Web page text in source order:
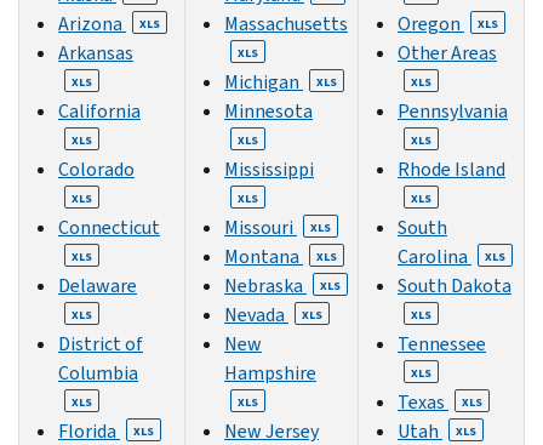
Arizona XLS
Arkansas
XLS
California
XLS
Colorado
XLS
Connecticut
XLS
Delaware
XLS
District of
Columbia
XLS
Florida XLS
Massachusetts
XLS
Michigan XLS
Minnesota
XLS
Mississippi
XLS
Missouri XLS
Montana XLS
Nebraska XLS
Nevada XLS
New
Hampshire
XLS
New Jersey
Oregon XLS
Other Areas
XLS
Pennsylvania
XLS
Rhode Island
XLS
South
Carolina
XLS
South Dakota
XLS
Tennessee
XLS
Texas XLS
Utah XLS